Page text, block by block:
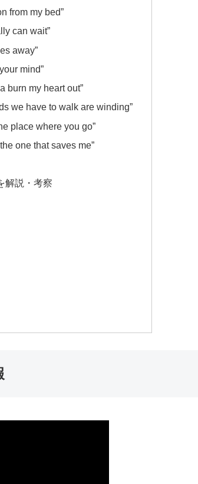
from my bed”
can wait”
away”
mind”
burn my heart out”
we have to walk are winding”
place where you go”
one that saves me”
解説・考察